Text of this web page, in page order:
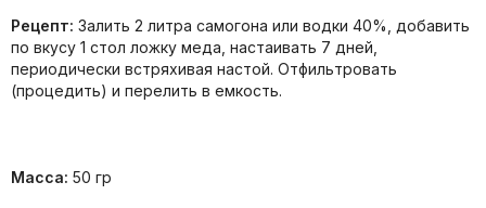
Рецепт: Залить 2 литра самогона или водки 40%, добавить
по вкусу 1 стол ложку меда, настаивать 7 дней,
периодически встряхивая настой. Отфильтровать
(процедить) и перелить в емкость.
Масса: 50 гр